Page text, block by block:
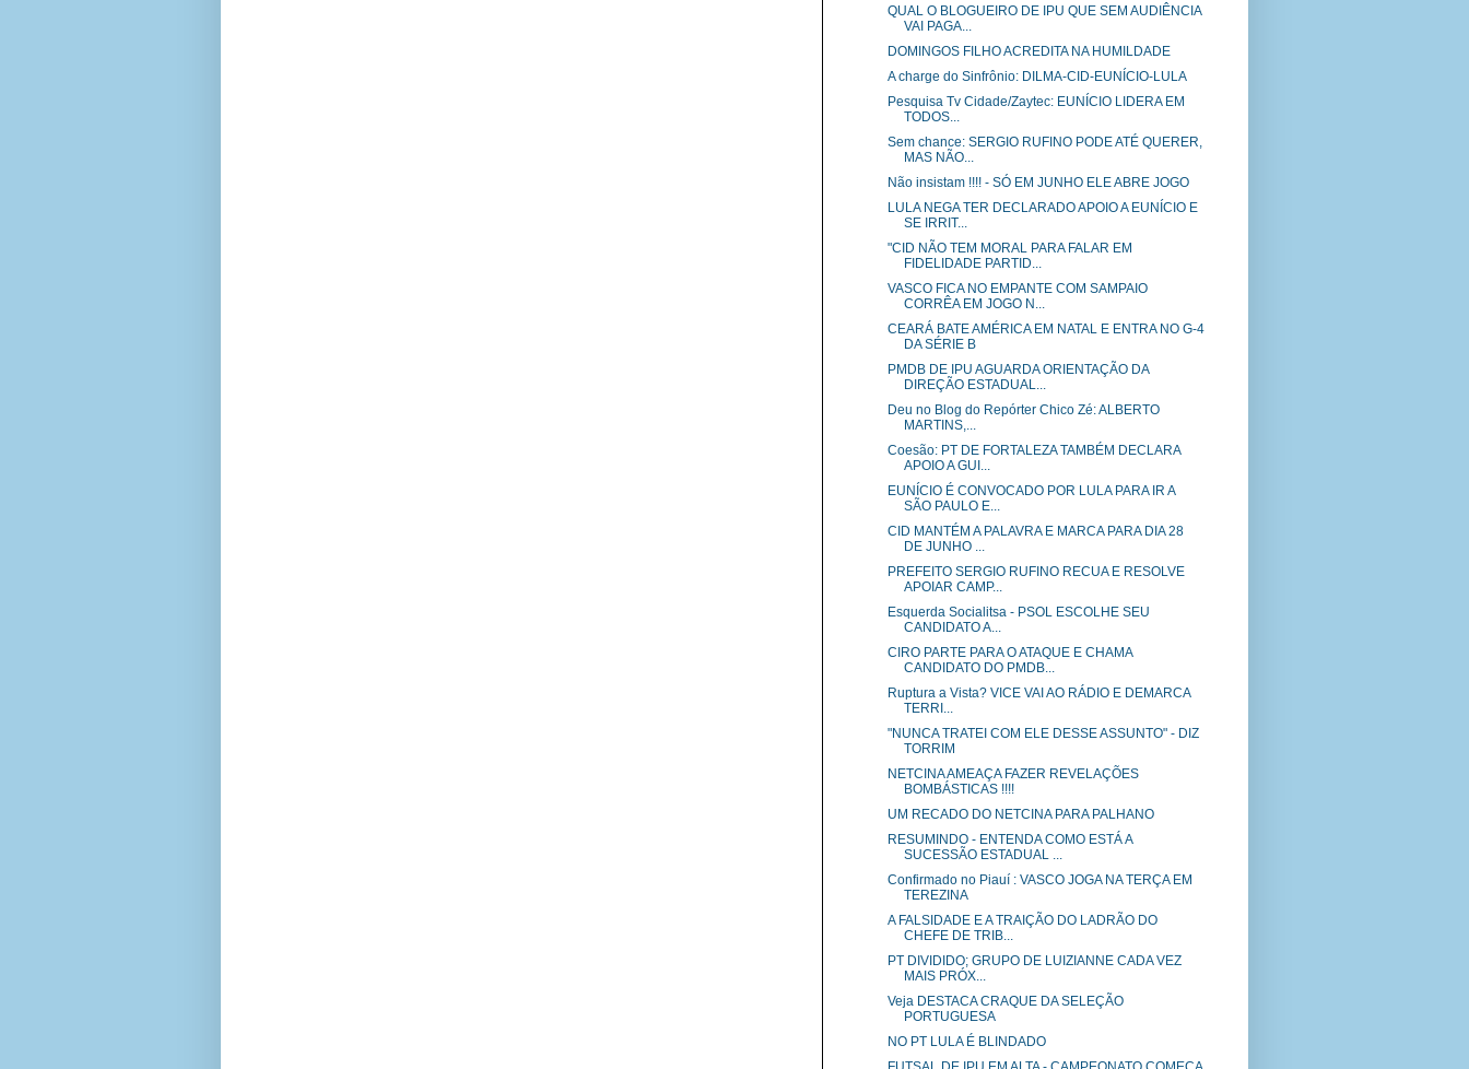
QUAL O BLOGUEIRO DE IPU QUE SEM AUDIÊNCIA
VAI PAGA...
DOMINGOS FILHO ACREDITA NA HUMILDADE
A charge do Sinfrônio: DILMA-CID-EUNÍCIO-LULA
Pesquisa Tv Cidade/Zaytec: EUNÍCIO LIDERA EM
TODOS...
Sem chance: SERGIO RUFINO PODE ATÉ QUERER,
MAS NÃO...
Não insistam !!!! - SÓ EM JUNHO ELE ABRE JOGO
LULA NEGA TER DECLARADO APOIO A EUNÍCIO E
SE IRRIT...
"CID NÃO TEM MORAL PARA FALAR EM
FIDELIDADE PARTID...
VASCO FICA NO EMPANTE COM SAMPAIO
CORRÊA EM JOGO N...
CEARÁ BATE AMÉRICA EM NATAL E ENTRA NO G-4
DA SÉRIE B
PMDB DE IPU AGUARDA ORIENTAÇÃO DA
DIREÇÃO ESTADUAL...
Deu no Blog do Repórter Chico Zé: ALBERTO
MARTINS,...
Coesão: PT DE FORTALEZA TAMBÉM DECLARA
APOIO A GUI...
EUNÍCIO É CONVOCADO POR LULA PARA IR A
SÃO PAULO E...
CID MANTÉM A PALAVRA E MARCA PARA DIA 28
DE JUNHO ...
PREFEITO SERGIO RUFINO RECUA E RESOLVE
APOIAR CAMP...
Esquerda Socialitsa - PSOL ESCOLHE SEU
CANDIDATO A...
CIRO PARTE PARA O ATAQUE E CHAMA
CANDIDATO DO PMDB...
Ruptura a Vista? VICE VAI AO RÁDIO E DEMARCA
TERRI...
"NUNCA TRATEI COM ELE DESSE ASSUNTO" - DIZ
TORRIM
NETCINA AMEAÇA FAZER REVELAÇÕES
BOMBÁSTICAS !!!!
UM RECADO DO NETCINA PARA PALHANO
RESUMINDO - ENTENDA COMO ESTÁ A
SUCESSÃO ESTADUAL ...
Confirmado no Piauí : VASCO JOGA NA TERÇA EM
TEREZINA
A FALSIDADE E A TRAIÇÃO DO LADRÃO DO
CHEFE DE TRIB...
PT DIVIDIDO; GRUPO DE LUIZIANNE CADA VEZ
MAIS PRÓX...
Veja DESTACA CRAQUE DA SELEÇÃO
PORTUGUESA
NO PT LULA É BLINDADO